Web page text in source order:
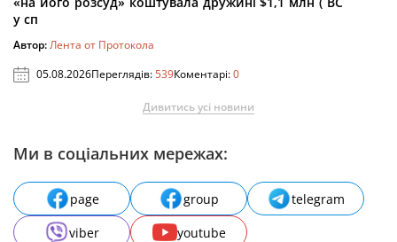
у сп
Автор:Лента от Протокола
05.08.2026Переглядів:539Коментарі:0
Дивитись усі новини
Ми в соціальних мережах:
page group
telegram
viber
youtube